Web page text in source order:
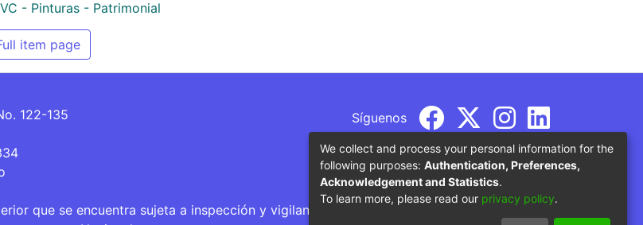
- Pinturas - Patrimonial
item page
122-135
Síguenos
que se encuentra sujeta a inspección y vigilancia por parte del Ministerio de Educación
We collect and process your personal information for the
following purposes: Authentication, Preferences,
Acknowledgement and Statistics.
To learn more, please read our privacy policy.